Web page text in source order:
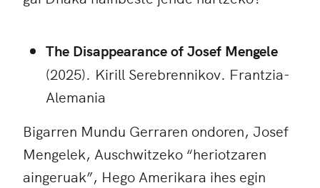
The Disappearance of Josef Mengele
(2025). Kirill Serebrennikov. Frantzia-
Alemania
Bigarren Mundu Gerraren ondoren, Josef
Mengelek, Auschwitzeko “heriotzaren
aingeruak”, Hego Amerikara ihes egin